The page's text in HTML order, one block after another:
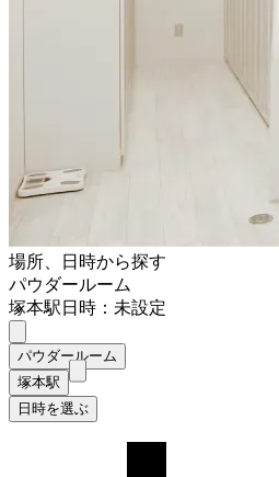
場所、日時から探す
パウダールーム
塚本駅日時：未設定
パウダールーム
塚本駅
日時を選ぶ